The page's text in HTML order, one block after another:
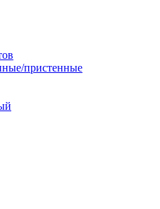
пристенные